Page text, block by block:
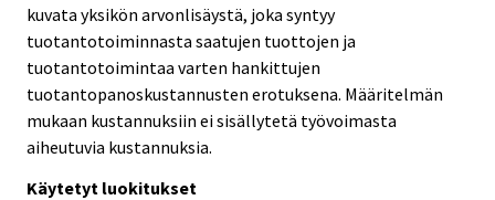
kuvata yksikön arvonlisäystä, joka syntyy
tuotantotoiminnasta saatujen tuottojen ja
tuotantotoimintaa varten hankittujen
tuotantopanoskustannusten erotuksena. Määritelmän
mukaan kustannuksiin ei sisällytetä työvoimasta
aiheutuvia kustannuksia.
Käytetyt luokitukset